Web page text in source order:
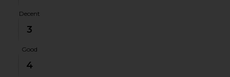
Decent
3
Good
4